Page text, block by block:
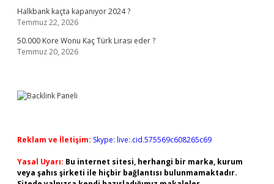
Halkbank kaçta kapanıyor 2024 ?
Temmuz 22, 2026
50.000 Kore Wonu Kaç Türk Lirası eder ?
Temmuz 20, 2026
Reklam ve İletişim: Skype: live:.cid.575569c608265c69
Yasal Uyarı: Bu internet sitesi, herhangi bir marka, kurum
veya şahıs şirketi ile hiçbir bağlantısı bulunmamaktadır.